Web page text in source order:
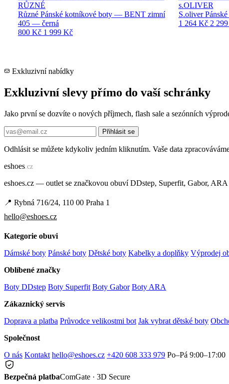
RŮZNÉ
Různé Pánské kotníkové boty — BENT zimní
405 — černá
800 Kč 1 999 Kč
s.OLIVER
S.oliver
1 264 Kč 2
Exkluzivní nabídky
Exkluzivní slevy přímo do vaší schránky
Jako první se dozvíte o nových příjmech, flash sale a sezónních
Přihlásit se
Odhlásit se můžete kdykoliv jedním kliknutím. Vaše data
eshoes .cz
eshoes.cz — outlet se značkovou obuví DDstep, Superfit, Gabor,
📍 Rybná 716/24, 110 00 Praha 1
hello@eshoes.cz
Kategorie obuvi
Dámské boty Pánské boty Dětské boty Kabelky a doplňky Výprodej
Oblíbené značky
Boty DDstep Boty Superfit Boty Gabor Boty ARA
Zákaznický servis
Doprava a platba Průvodce velikostmi bot Jak vybrat dětské boty
Společnost
O nás Kontakt hello@eshoes.cz +420 608 333 979 Po–Pá 9:00–17:00
Bezpečná platbaComGate · 3D Secure